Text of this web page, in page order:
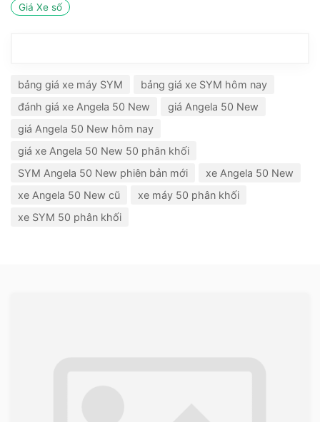
Giá Xe số
bảng giá xe máy SYM
bảng giá xe SYM hôm nay
đánh giá xe Angela 50 New
giá Angela 50 New
giá Angela 50 New hôm nay
giá xe Angela 50 New 50 phân khối
SYM Angela 50 New phiên bản mới
xe Angela 50 New
xe Angela 50 New cũ
xe máy 50 phân khối
xe SYM 50 phân khối